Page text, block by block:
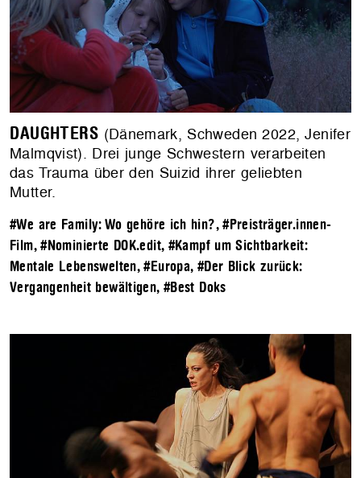
DAUGHTERS (Dänemark, Schweden 2022, Jenifer
Malmqvist). Drei junge Schwestern verarbeiten
das Trauma über den Suizid ihrer geliebten
Mutter.
#We are Family: Wo gehöre ich hin?,#Preisträger.innen-
Film,#Nominierte DOK.edit, #Kampf um Sichtbarkeit:
Mentale Lebenswelten,#Europa, #Der Blick zurück:
Vergangenheit bewältigen, #Best Doks